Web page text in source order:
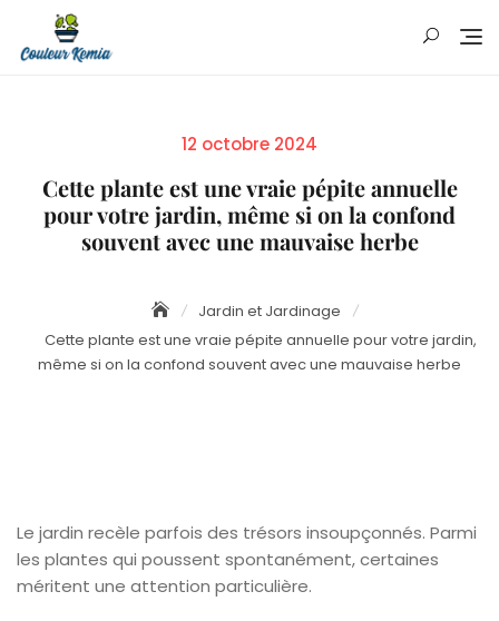
content
Posted
12 octobre 2024
Cette plante est une vraie pépite annuelle
pour votre jardin, même si on la confond
souvent avec une mauvaise herbe
Jardin et Jardinage
Cette plante est une vraie pépite annuelle pour votre jardin,
même si on la confond souvent avec une mauvaise herbe
Le jardin recèle parfois des trésors insoupçonnés. Parmi
les plantes qui poussent spontanément, certaines
méritent une attention particulière.